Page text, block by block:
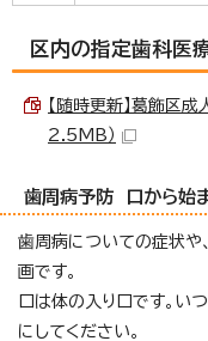
区内の指定歯科医
【随時更新】葛飾区
2.5MB）
歯周病予防 口から始
歯周病についての症状や
画です。
口は体の入り口です。い
にしてください。